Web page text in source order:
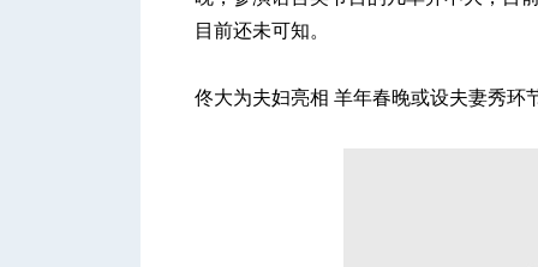
目前还未可知。
佟大为夫妇亮相 羊年春晚或设夫妻秀环